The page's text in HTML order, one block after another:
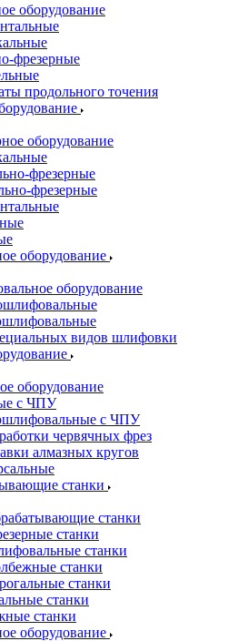
оборудование
фрезерные
продольного точения
оборудование
фрезерные
фрезерные
оборудование
оборудование
видов шлифовки
оборудование
с ЧПУ
с ЧПУ
червячных фрез
алмазных кругов
станки
станки
станки
станки
станки
станки
станки
станки
оборудование